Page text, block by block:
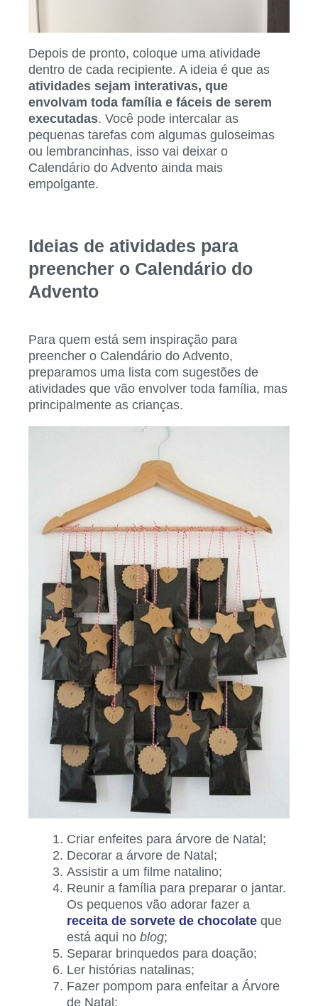
Depois de pronto, coloque uma atividade
dentro de cada recipiente. A ideia é que as
atividades sejam interativas, que
envolvam toda família e fáceis de serem
executadas. Você pode intercalar as
pequenas tarefas com algumas guloseimas
ou lembrancinhas, isso vai deixar o
Calendário do Advento ainda mais
empolgante.
Ideias de atividades para
preencher o Calendário do
Advento
Para quem está sem inspiração para
preencher o Calendário do Advento,
preparamos uma lista com sugestões de
atividades que vão envolver toda família, mas
principalmente as crianças.
Criar enfeites para árvore de Natal;
Decorar a árvore de Natal;
Assistir a um filme natalino;
Reunir a família para preparar o jantar.
Os pequenos vão adorar fazer a
receita de sorvete de chocolate que
está aqui no blog;
Separar brinquedos para doação;
Ler histórias natalinas;
Fazer pompom para enfeitar a Árvore
de Natal;